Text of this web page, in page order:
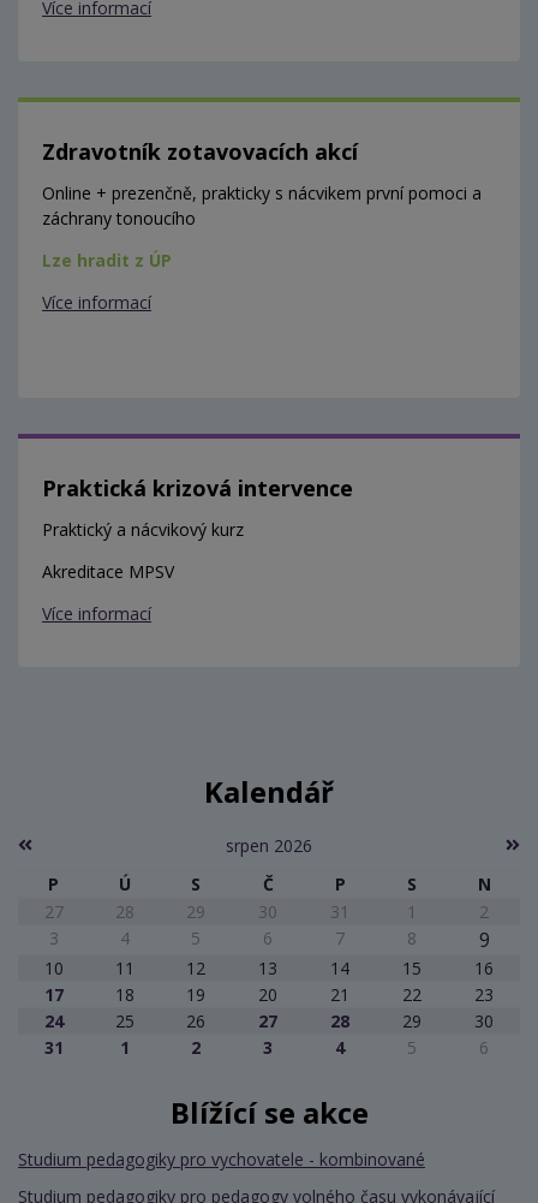
Více informací
Zdravotník zotavovacích akcí
Online + prezenčně, prakticky s nácvikem první pomoci a
záchrany tonoucího
Lze hradit z ÚP
Více informací
Praktická krizová intervence
Praktický a nácvikový kurz
Akreditace MPSV
Více informací
Kalendář
srpen 2026
P
Ú S Č P S
N
27
28 29 30 31 1
2
3
4 5 6 7 8 9
10 11 12 13 14 15
16
17
18 19 20 21 22
23
24
25 26 27 28 29
30
31
1 2 3 4 5 6
Blížící se akce
Studium pedagogiky pro vychovatele - kombinované
Studium pedagogiky pro pedagogy volného času vykonávající